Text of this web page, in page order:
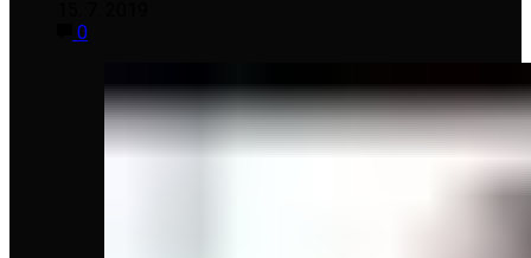
0